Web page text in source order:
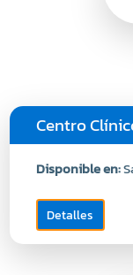
Centro
Disponible en:
Detalles